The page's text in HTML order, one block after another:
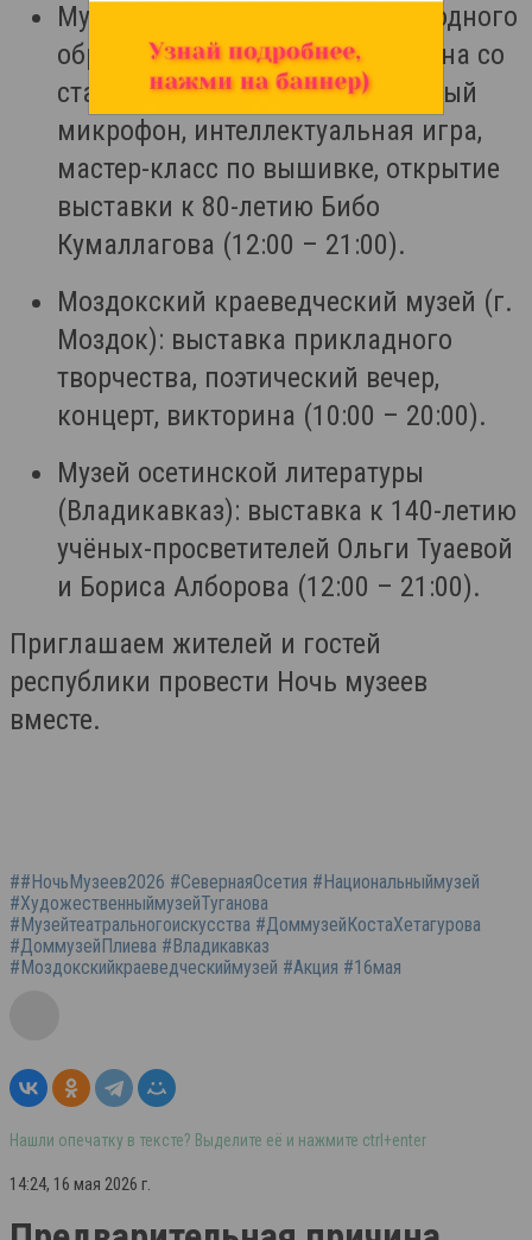
Музей истории, культуры и народного
образования (г. Ардон): фотозона со
старинным интерьером, открытый
микрофон, интеллектуальная игра,
мастер-класс по вышивке, открытие
выставки к 80-летию Бибо
Кумаллагова (12:00 – 21:00).
Моздокский краеведческий музей (г.
Моздок): выставка прикладного
творчества, поэтический вечер,
концерт, викторина (10:00 – 20:00).
Музей осетинской литературы
(Владикавказ): выставка к 140-летию
учёных-просветителей Ольги Туаевой
и Бориса Алборова (12:00 – 21:00).
Приглашаем жителей и гостей
республики провести Ночь музеев
вместе.
##НочьМузеев2026 #СевернаяОсетия #Национальныймузей
#ХудожественныймузейТуганова
#Музейтеатральногоискусства #ДоммузейКостаХетагурова
#ДоммузейПлиева #Владикавказ
#Моздокскийкраеведческиймузей #Акция #16мая
Нашли опечатку в тексте? Выделите её и нажмите ctrl+enter
14:24, 16 мая 2026 г.